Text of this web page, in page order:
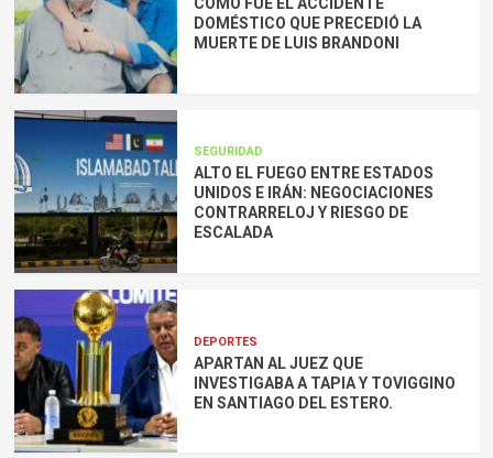
CÓMO FUE EL ACCIDENTE
DOMÉSTICO QUE PRECEDIÓ LA
MUERTE DE LUIS BRANDONI
SEGURIDAD
ALTO EL FUEGO ENTRE ESTADOS
UNIDOS E IRÁN: NEGOCIACIONES
CONTRARRELOJ Y RIESGO DE
ESCALADA
DEPORTES
APARTAN AL JUEZ QUE
INVESTIGABA A TAPIA Y TOVIGGINO
EN SANTIAGO DEL ESTERO.